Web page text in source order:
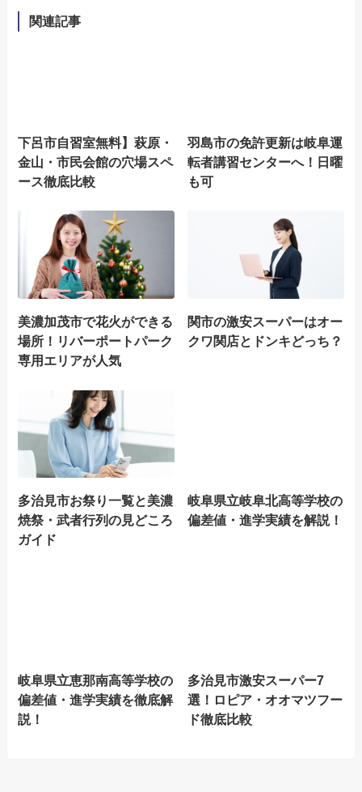
関連記事
下呂市自習室無料】萩原・
金山・市民会館の穴場スペ
ース徹底比較
羽島市の免許更新は岐阜運
転者講習センターへ！日曜
も可
美濃加茂市で花火ができる
場所！リバーポートパーク
専用エリアが人気
関市の激安スーパーはオー
クワ関店とドンキどっち？
多治見市お祭り一覧と美濃
焼祭・武者行列の見どころ
ガイド
岐阜県立岐阜北高等学校の
偏差値・進学実績を解説！
岐阜県立恵那南高等学校の
偏差値・進学実績を徹底解
説！
多治見市激安スーパー7
選！ロピア・オオマツフー
ド徹底比較